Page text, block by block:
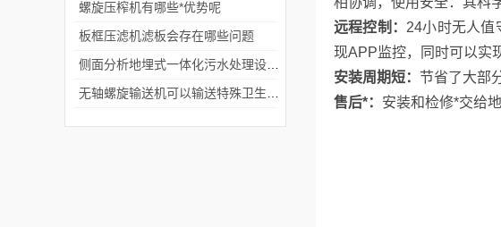
远程控制： 24小时无人值
现APP监控，同时可以实
安装周期短： 节省了大部
售后*： 安装和检修*交给
螺旋压榨机有哪些*优势呢
板框压滤机滤板会存在哪些问题